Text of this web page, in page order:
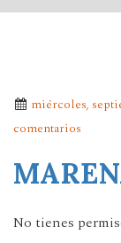
miércoles,
comentarios
No tienes